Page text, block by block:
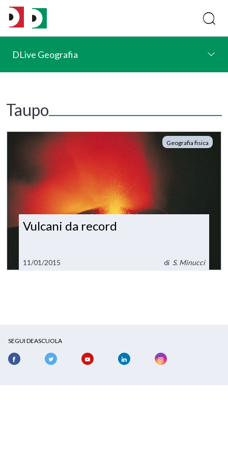
DLive Geografia
Taupo
Geografia fisica
Vulcani da record
11/01/2015 di S. Minucci
SEGUI DEASCUOLA